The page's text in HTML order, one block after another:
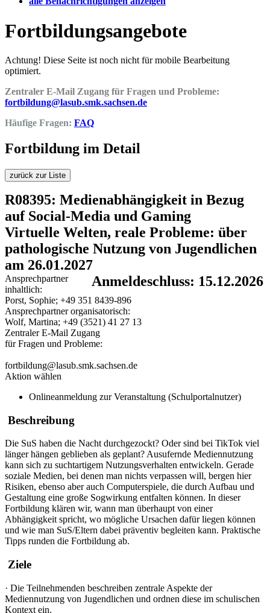
Fortbildungsangebote
Achtung! Diese Seite ist noch nicht für mobile Bearbeitung
optimiert.
Zentraler E-Mail Zugang für Fragen und Probleme:
fortbildung@lasub.smk.sachsen.de
Häufige Fragen: FAQ
Fortbildung im Detail
zurück zur Liste
R08395: Medienabhängigkeit in Bezug
auf Social-Media und Gaming
Virtuelle Welten, reale Probleme: über
pathologische Nutzung von Jugendlichen
am 26.01.2027
Anmeldeschluss: 15.12.2026
Ansprechpartner
inhaltlich:
Porst, Sophie; +49 351 8439-896
Ansprechpartner organisatorisch:
Wolf, Martina; +49 (3521) 41 27 13
Zentraler E-Mail Zugang
für Fragen und Probleme:
fortbildung@lasub.smk.sachsen.de
Aktion wählen
Onlineanmeldung zur Veranstaltung (Schulportalnutzer)
Beschreibung
Die SuS haben die Nacht durchgezockt? Oder sind bei TikTok viel
länger hängen geblieben als geplant? Ausufernde Mediennutzung
kann sich zu suchtartigem Nutzungsverhalten entwickeln. Gerade
soziale Medien, bei denen man nichts verpassen will, bergen hier
Risiken, ebenso aber auch Computerspiele, die durch Aufbau und
Gestaltung eine große Sogwirkung entfalten können. In dieser
Fortbildung klären wir, wann man überhaupt von einer
Abhängigkeit spricht, wo mögliche Ursachen dafür liegen können
und wie man SuS/Eltern dabei präventiv begleiten kann. Praktische
Tipps runden die Fortbildung ab.
Ziele
· Die Teilnehmenden beschreiben zentrale Aspekte der
Mediennutzung von Jugendlichen und ordnen diese im schulischen
Kontext ein.